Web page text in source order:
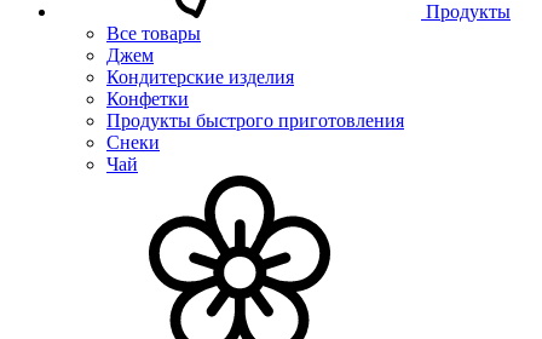
Продукты
Все товары
Джем
Кондитерские изделия
Конфетки
Продукты быстрого приготовления
Снеки
Чай